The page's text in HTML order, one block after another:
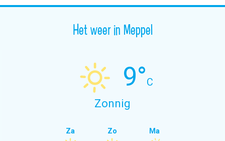
Het weer in Meppel
9°C
Zonnig
Za Zo Ma